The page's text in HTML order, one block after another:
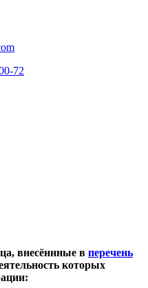
72
внесённные в перечень
которых